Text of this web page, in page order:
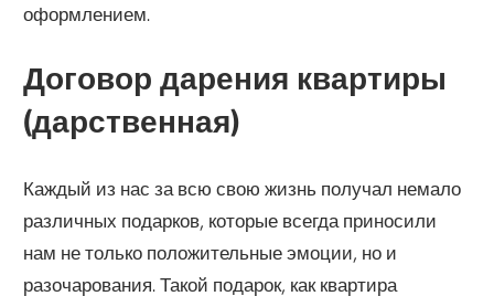
оформлением.
Договор дарения квартиры
(дарственная)
Каждый из нас за всю свою жизнь получал немало
различных подарков, которые всегда приносили
нам не только положительные эмоции, но и
разочарования. Такой подарок, как квартира